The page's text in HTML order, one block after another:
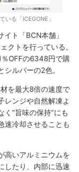
いる「ICEGONE」
ト「BCN本舗」
クトを行っている。
OFFの6348円で購
ルバーの2色。
を最大8倍の速度で
レンジや自然解凍よ
く“旨味の保持”にも
速冷却させることも
高いアルミニウムを
したり、内部に迅速